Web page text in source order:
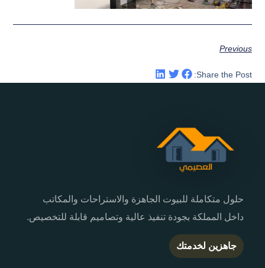
Previous
Share the Post:
حلول متكاملة للبيوت الجاهزة والاستراحات والمكاتب
داخل المملكة بجودة تنفيذ عالية وتصاميم قابلة للتخصيص.
جاهزين لخدمتك